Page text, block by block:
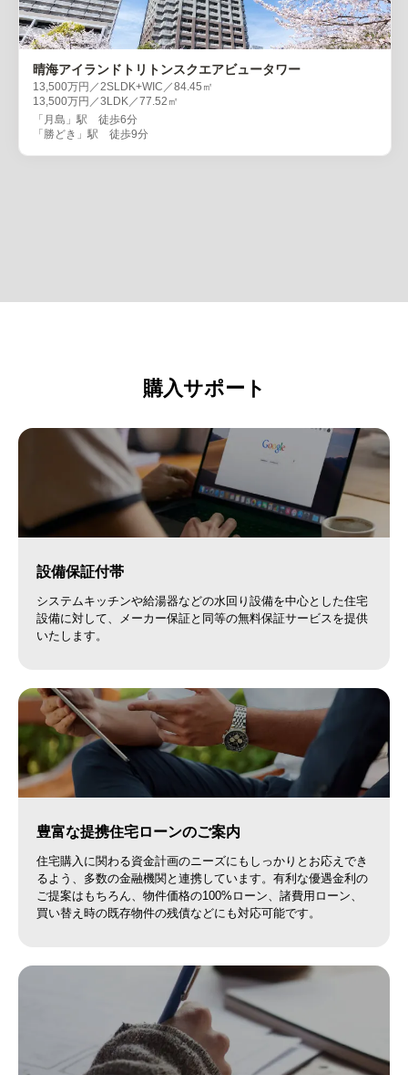
晴海アイランドトリトンスクエアビュータワー
13,500万円／2SLDK+WIC／84.45㎡
13,500万円／3LDK／77.52㎡
「月島」駅 徒歩6分
「勝どき」駅 徒歩9分
購入サポート
設備保証付帯
システムキッチンや給湯器などの水回り設備を中心とした住宅
設備に対して、メーカー保証と同等の無料保証サービスを提供
いたします。
豊富な提携住宅ローンのご案内
住宅購入に関わる資金計画のニーズにもしっかりとお応えでき
るよう、多数の金融機関と連携しています。有利な優遇金利の
ご提案はもちろん、物件価格の100%ローン、諸費用ローン、
買い替え時の既存物件の残債などにも対応可能です。